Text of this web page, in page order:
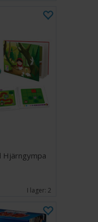
Hjärngympa
I lager:2